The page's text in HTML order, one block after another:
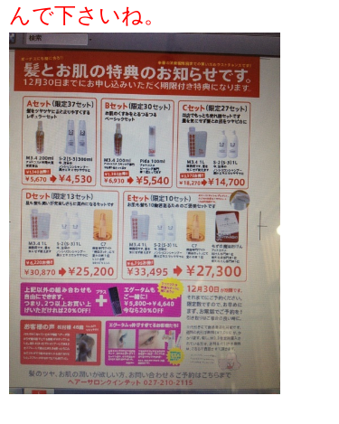
んで下さいね。